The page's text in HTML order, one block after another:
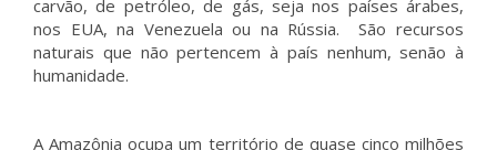
carvão, de petróleo, de gás, seja nos países árabes,
nos EUA, na Venezuela ou na Rússia. São recursos
naturais que não pertencem à país nenhum, senão à
humanidade.
A Amazônia ocupa um território de quase cinco milhões